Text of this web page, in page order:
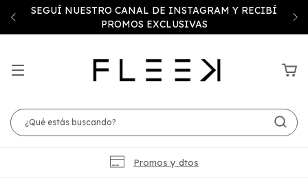
SEGUÍ NUESTRO CANAL DE INSTAGRAM Y RECIBÍ
PROMOS EXCLUSIVAS
Promos y dtos